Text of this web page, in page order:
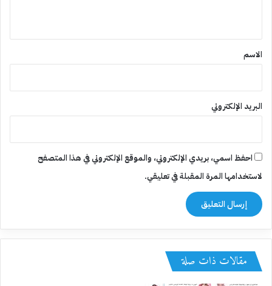
*
الاسم
البريد الإلكتروني
احفظ اسمي، بريدي الإلكتروني، والموقع الإلكتروني في هذا المتصفح
لاستخدامها المرة المقبلة في تعليقي.
مقالات ذات صلة